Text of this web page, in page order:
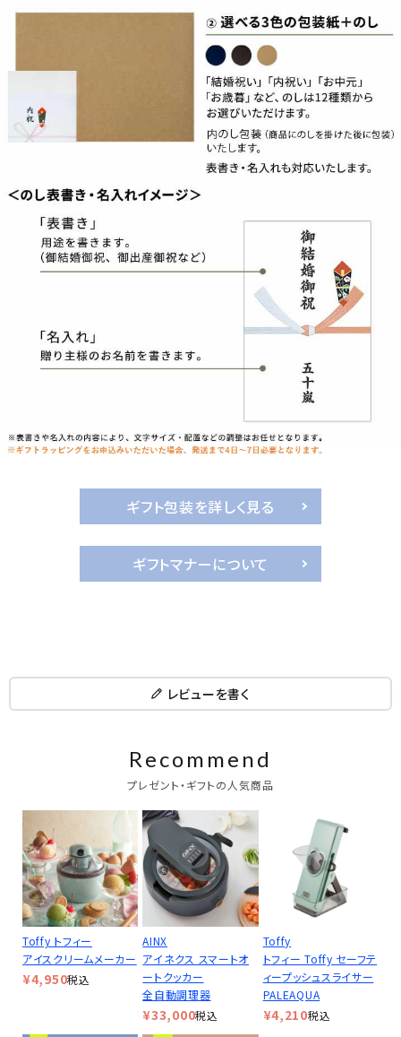
ギフト包装を詳しく見る
ギフトマナーについて
レビューを書く
Recommend
プレゼント・ギフトの人気商品
Toffy トフィー
アイスクリームメーカー
¥4,950税込
AINX
アイネクス スマートオ
ートクッカー
全自動調理器
¥33,000税込
Toffy
トフィー Toffy セーフテ
ィープッシュスライサー
PALEAQUA
¥4,210税込